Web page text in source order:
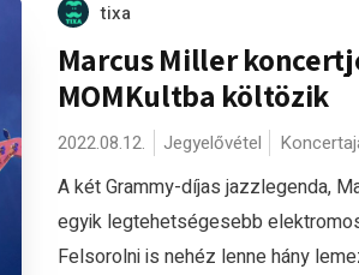
tixa
Marcus Miller
MOMKultba költözik
2022.08.12. Jegyelővétel
A két Grammy-díjas jazzlegenda,
egyik legtehetségesebb
Felsorolni is nehéz lenne hány